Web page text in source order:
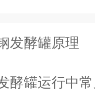
发酵罐原理
酵罐运行中